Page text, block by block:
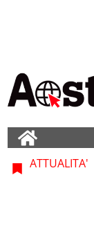
ATTUALITA'